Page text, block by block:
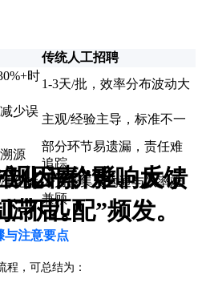
观因素”影响大，
不匹配”频发。
化评价难、反馈
滞后。
传统人工招聘
时
1-3天/批，效率分布波动大
少误
主观/经验主导，标准不一
源
部分环节易遗漏，责任难
追踪
化输 人力密集，沟通与效率难
兼顾
与注意要点
程，可总结为：